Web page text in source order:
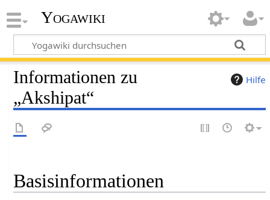
Yogawiki
Hilfe
Informationen zu
„Akshipat“
Basisinformationen